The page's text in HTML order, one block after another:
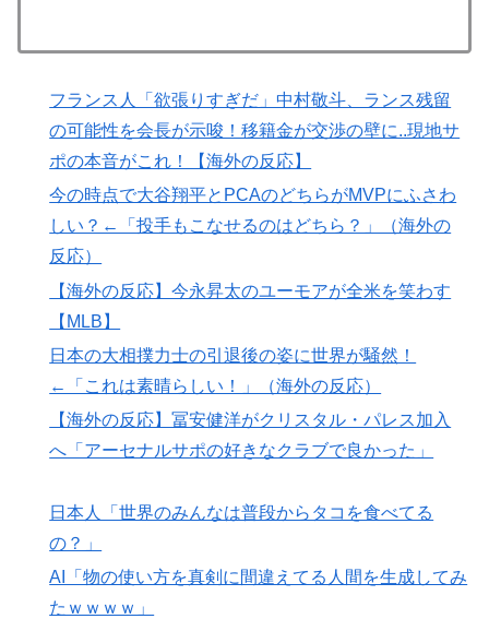
決定的に！メディカル検査をパス！現地サポが歓迎！ア
▶ AI「物の使い方を真剣に間違えてる人間を生成してみた
ｗｗｗｗ」
海外「StumbleUponが恋しいんじゃない、あの頃のネッ
トが面白すぎたんだ」1995〜2010年の消えたサイトの
話
▶ 外国人「2002年W杯は?」韓国サッカーに衝撃的不祥
事！W杯予選でレフリーへの不適切接待発覚！海外騒
然！【海外の反応】
▶
韓国人「U17日本代表、決勝で中国を破りアジア杯優勝
（通算5回目・最多優勝国）」→「韓国は8強で落ちたの
に・・・もう越えられない壁になってしまったね」「韓
国は監督の問題が大きい」「日本はもうどんなに精神勝
利したところで超えられない壁である」
▶
日本人「敷地内に勝手に停めた車がバチバチにブロック
イ人の反応】
海外「まるでトランプ」FIFAがW杯開催都市と結んだ約
束を守らないことに海外大騒ぎ！（海外の反応）
フランス人「欲張りすぎだ」中村敬斗、ランス残留
の可能性を会長が示唆！移籍金が交渉の壁に..現地サ
ポの本音がこれ！【海外の反応】
今の時点で大谷翔平とPCAのどちらがMVPにふさわ
しい？←「投手もこなせるのはどちら？」（海外の
反応）
【海外の反応】今永昇太のユーモアが全米を笑わす
【MLB】
日本の大相撲力士の引退後の姿に世界が騒然！
←「これは素晴らしい！」（海外の反応）
【海外の反応】冨安健洋がクリスタル・パレス加入
へ「アーセナルサポの好きなクラブで良かった」
日本人「世界のみんなは普段からタコを食べてる
の？」
AI「物の使い方を真剣に間違えてる人間を生成してみ
たｗｗｗｗ」